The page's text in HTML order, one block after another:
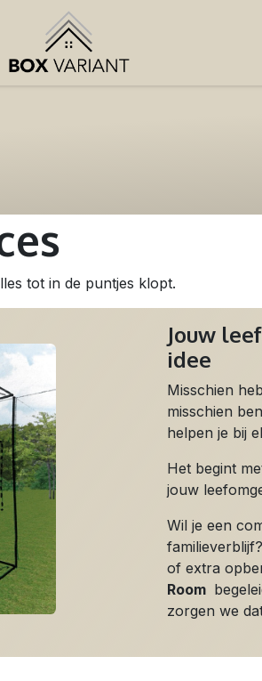
tot in de puntjes klopt.
Jouw
idee
Misschien
misschien
helpen je bij
Het begint
jouw
Wil je een
of extra
Room
zorgen we